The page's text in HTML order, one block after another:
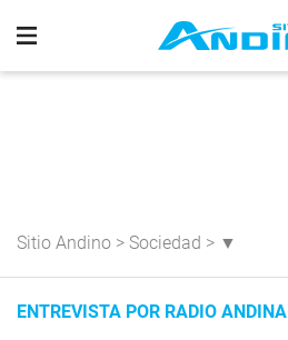
Sitio Andino > Sociedad > ▼
ENTREVISTA POR RADIO ANDINA